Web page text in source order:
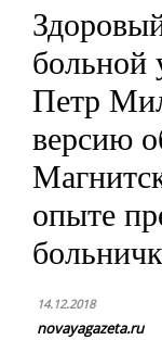
больной
Петр
версию
опыте
14.12.2018
novayagazeta.ru